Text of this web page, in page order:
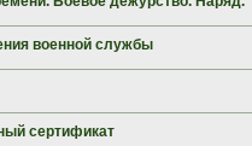
военной службы
сертификат